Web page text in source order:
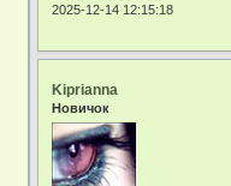
2025-12-14 12:15:18
Kiprianna
Новичок